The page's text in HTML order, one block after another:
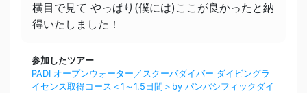
横目で見て やっぱり(僕には)ここが良かったと納
得いたしました！
参加したツアー
PADI オープンウォーター／スクーバダイバー ダイビングラ
イセンス取得コース＜1～1.5日間＞by パンパシフィックダイ